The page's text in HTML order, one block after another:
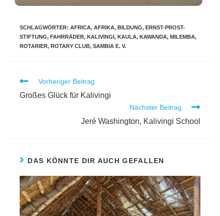
SCHLAGWÖRTER: AFRICA, AFRIKA, BILDUNG, ERNST-PROST-
STIFTUNG, FAHRRÄDER, KALIVINGI, KAULA, KAWANDA, MILEMBA,
ROTARIER, ROTARY CLUB, SAMBIA E. V.
Vorheriger Beitrag
Großes Glück für Kalivingi
Nächster Beitrag
Jeré Washington, Kalivingi School
DAS KÖNNTE DIR AUCH GEFALLEN